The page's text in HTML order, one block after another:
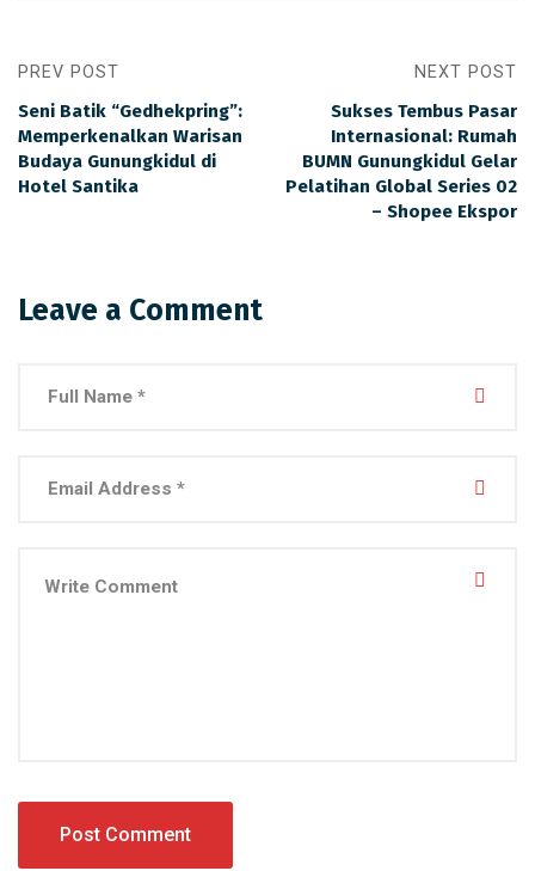
PREV POST
Seni Batik “Gedhekpring”:
Memperkenalkan Warisan
Budaya Gunungkidul di
Hotel Santika
NEXT POST
Sukses Tembus Pasar
Internasional: Rumah
BUMN Gunungkidul Gelar
Pelatihan Global Series 02
– Shopee Ekspor
Leave a Comment